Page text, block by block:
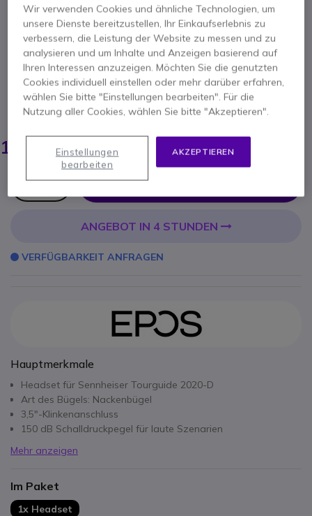
Sennheiser
Tourguide
Produkt-Referenz: SEME3 // Hersteller-Referenz: ME 3 II-506295
Headset mit Nackenbügel
ERSPARNIS 75,00 €
195,75 €
120,95 €- 143,93 €
IN DEN WARENKORB
ANGEBOT IN 4 STUNDEN
VERFÜGBARKEIT ANFRAGEN
Hauptmerkmale
Headset für Sennheiser Tourguide 2020-D
Art des Bügels: Nackenbügel
3,5"-Klinkenanschluss
150 dB Schalldruckpegel für laute Szenarien
Mehr anzeigen
Im Paket
1x Headset
Wir verwenden Cookies und ähnliche Technologien, um
unsere Dienste bereitzustellen, Ihr Einkaufserlebnis zu
verbessern, die Leistung der Website zu messen und zu
analysieren und um Inhalte und Anzeigen basierend auf
Ihren Interessen anzuzeigen. Möchten Sie die genutzten
Cookies individuell einstellen oder mehr darüber erfahren,
wählen Sie bitte "Einstellungen bearbeiten". Für die
Nutzung aller Cookies, wählen Sie bitte "Akzeptieren".
AKZEPTIEREN
Einstellungen
bearbeiten